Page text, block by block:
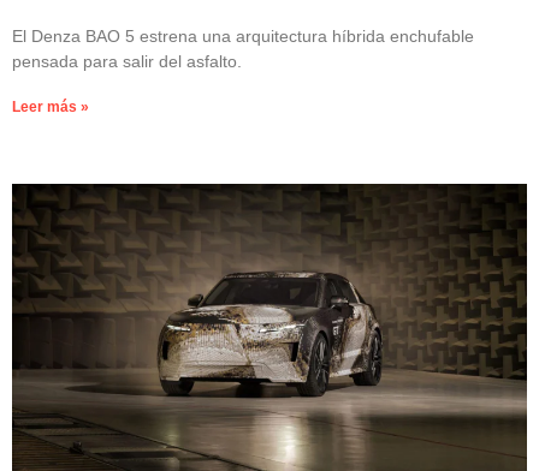
El Denza BAO 5 estrena una arquitectura híbrida enchufable
pensada para salir del asfalto.
Leer más »